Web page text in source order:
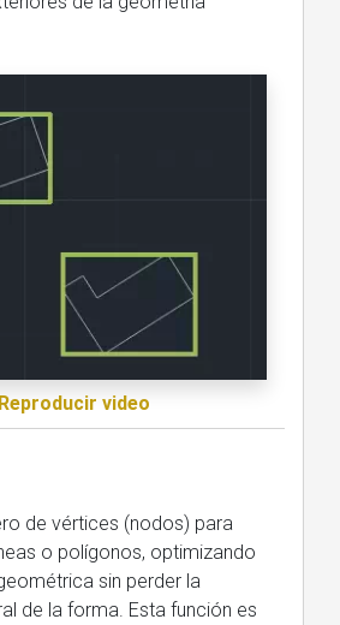
Reproducir video
de vértices (nodos) para
o polígonos, optimizando
sin perder la
de la forma. Esta función es